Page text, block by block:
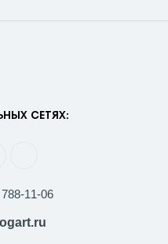
СЕТЯХ:
11-06